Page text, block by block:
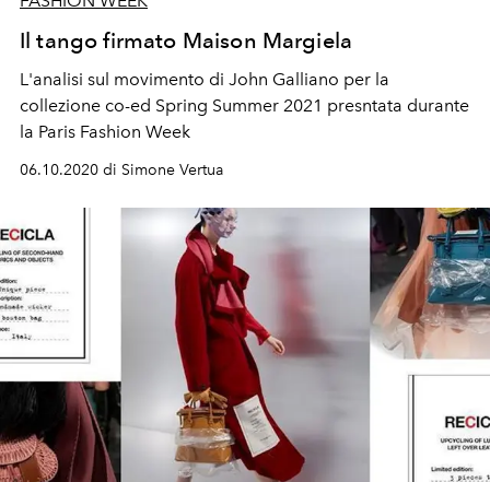
Il tango firmato Maison Margiela
L'analisi sul movimento di John Galliano per la
collezione co-ed Spring Summer 2021 presntata durante
la Paris Fashion Week
06.10.2020 di Simone Vertua